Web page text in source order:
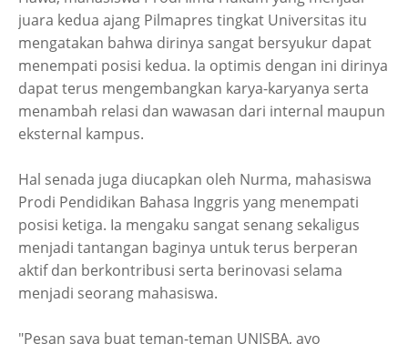
juara kedua ajang Pilmapres tingkat Universitas itu
mengatakan bahwa dirinya sangat bersyukur dapat
menempati posisi kedua. Ia optimis dengan ini dirinya
dapat terus mengembangkan karya-karyanya serta
menambah relasi dan wawasan dari internal maupun
eksternal kampus.
Hal senada juga diucapkan oleh Nurma, mahasiswa
Prodi Pendidikan Bahasa Inggris yang menempati
posisi ketiga. Ia mengaku sangat senang sekaligus
menjadi tantangan baginya untuk terus berperan
aktif dan berkontribusi serta berinovasi selama
menjadi seorang mahasiswa.
"Pesan saya buat teman-teman UNISBA, ayo